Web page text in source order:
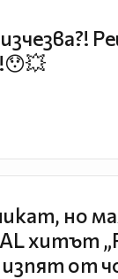
но
хитът
от